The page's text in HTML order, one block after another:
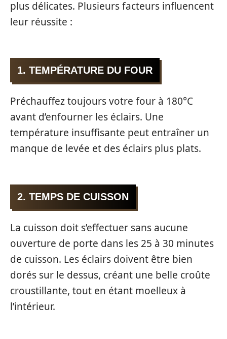
plus délicates. Plusieurs facteurs influencent
leur réussite :
1. TEMPÉRATURE DU FOUR
Préchauffez toujours votre four à 180°C
avant d’enfourner les éclairs. Une
température insuffisante peut entraîner un
manque de levée et des éclairs plus plats.
2. TEMPS DE CUISSON
La cuisson doit s’effectuer sans aucune
ouverture de porte dans les 25 à 30 minutes
de cuisson. Les éclairs doivent être bien
dorés sur le dessus, créant une belle croûte
croustillante, tout en étant moelleux à
l’intérieur.